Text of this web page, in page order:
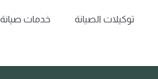
توكيلات الصيانة خدمات صيانة